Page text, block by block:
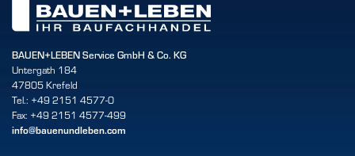
BAUEN+LEBEN Service GmbH & Co. KG
Untergath 184
47805 Krefeld
Tel.: +49 2151 4577-0
Fax: +49 2151 4577-499
info@bauenundleben.com